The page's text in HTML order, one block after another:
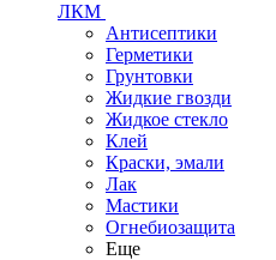
ЛКМ
Антисептики
Герметики
Грунтовки
Жидкие гвозди
Жидкое стекло
Клей
Краски, эмали
Лак
Мастики
Огнебиозащита
Еще